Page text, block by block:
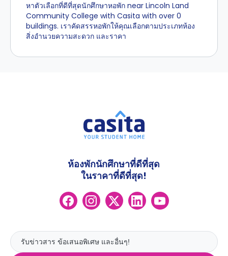
หาตัวเลือกที่ดีที่สุดนักศึกษาหอพัก near Lincoln Land
Community College with Casita with over 0
buildings. เราคัดสรรหอพักให้คุณเลือกตามประเภทห้อง
สิ่งอำนวยความสะดวก และราคา
ห้องพักนักศึกษาที่ดีที่สุด
ในราคาที่ดีที่สุด!